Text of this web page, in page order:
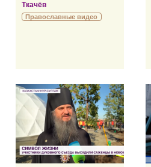
Ткачёв
Православные видео